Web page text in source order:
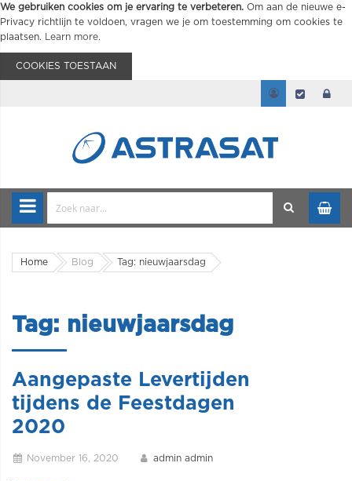
We gebruiken cookies om je ervaring te verbeteren. Om aan de nieuwe e-
Privacy richtlijn te voldoen, vragen we je om toestemming om cookies te
plaatsen.
Learn more.
COOKIES TOESTAAN
Home Blog Tag: nieuwjaarsdag
Tag: nieuwjaarsdag
Aangepaste Levertijden
tijdens de Feestdagen
2020
November 16, 2020 admin admin